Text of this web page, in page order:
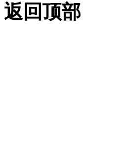
返回顶部